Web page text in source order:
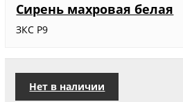
Сирень махровая белая
ЗКС Р9
Нет в наличии